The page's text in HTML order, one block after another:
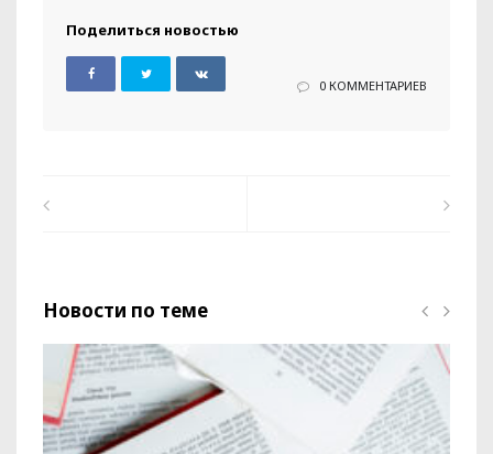
Поделиться новостью
0 КОММЕНТАРИЕВ
Новости по теме